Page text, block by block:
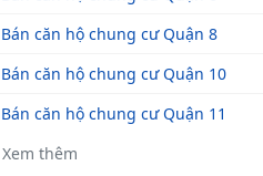
Bán căn hộ chung cư Quận 8
Bán căn hộ chung cư Quận 10
Bán căn hộ chung cư Quận 11
Xem thêm